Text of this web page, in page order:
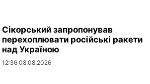
Сікорський запропонував
перехоплювати російські ракети
над Україною
12:36 08.08.2026